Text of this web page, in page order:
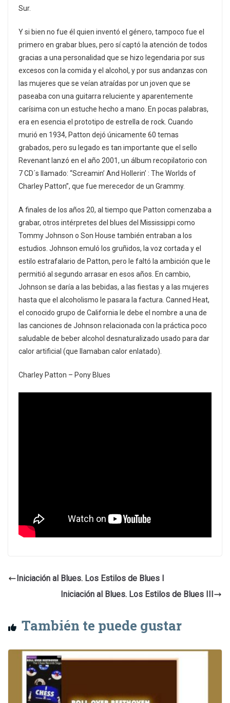
Sur.
Y si bien no fue él quien inventó el género, tampoco fue el
primero en grabar blues, pero sí captó la atención de todos
gracias a una personalidad que se hizo legendaria por sus
excesos con la comida y el alcohol, y por sus andanzas con
las mujeres que se veían atraídas por un joven que se
paseaba con una guitarra reluciente y aparentemente
carísima con un estuche hecho a mano. En pocas palabras,
era en esencia el prototipo de estrella de rock. Cuando
murió en 1934, Patton dejó únicamente 60 temas
grabados, pero su legado es tan importante que el sello
Revenant lanzó en el año 2001, un álbum recopilatorio con
7 CD´s llamado: “Screamin’ And Hollerin’ : The Worlds of
Charley Patton”, que fue merecedor de un Grammy.
A finales de los años 20, al tiempo que Patton comenzaba a
grabar, otros intérpretes del blues del Mississippi como
Tommy Johnson o Son House también entraban a los
estudios. Johnson emuló los gruñidos, la voz cortada y el
estilo estrafalario de Patton, pero le faltó la ambición que le
permitió al segundo arrasar en esos años. En cambio,
Johnson se daría a las bebidas, a las fiestas y a las mujeres
hasta que el alcoholismo le pasara la factura. Canned Heat,
el conocido grupo de California le debe el nombre a una de
las canciones de Johnson relacionada con la práctica poco
saludable de beber alcohol desnaturalizado usado para dar
calor artificial (que llamaban calor enlatado).
Charley Patton – Pony Blues
Iniciación al Blues. Los Estilos de Blues I
Iniciación al Blues. Los Estilos de Blues III
También te puede gustar